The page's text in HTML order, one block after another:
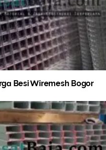
Besi Wiremesh Bogor